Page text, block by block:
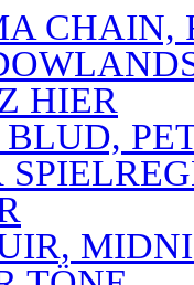
CHAIN,
HIER
BLUD,